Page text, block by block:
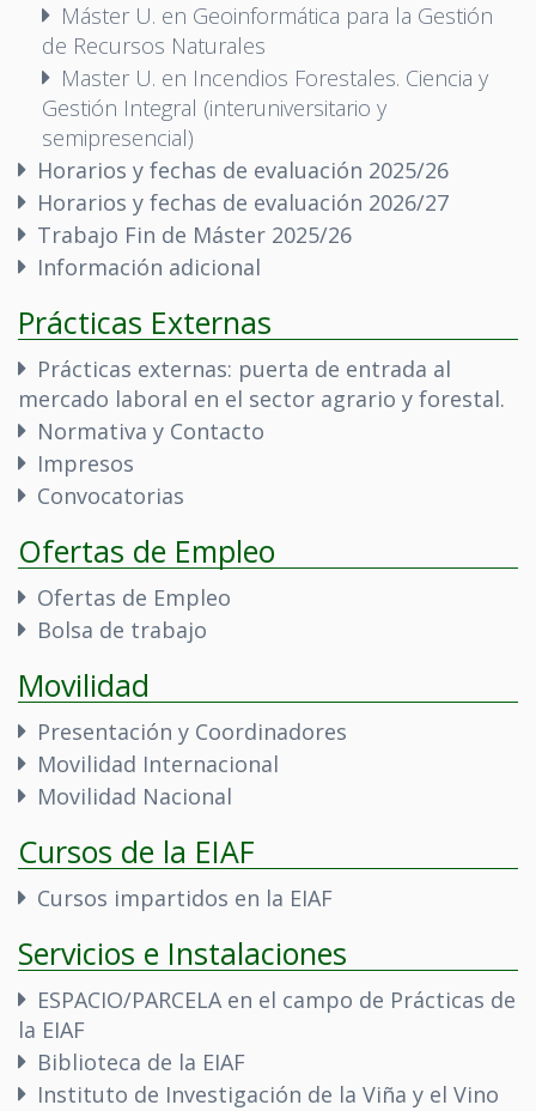
Máster U. en Geoinformática para la Gestión
de Recursos Naturales
Master U. en Incendios Forestales. Ciencia y
Gestión Integral (interuniversitario y
semipresencial)
Horarios y fechas de evaluación 2025/26
Horarios y fechas de evaluación 2026/27
Trabajo Fin de Máster 2025/26
Información adicional
Prácticas Externas
Prácticas externas: puerta de entrada al
mercado laboral en el sector agrario y forestal.
Normativa y Contacto
Impresos
Convocatorias
Ofertas de Empleo
Ofertas de Empleo
Bolsa de trabajo
Movilidad
Presentación y Coordinadores
Movilidad Internacional
Movilidad Nacional
Cursos de la EIAF
Cursos impartidos en la EIAF
Servicios e Instalaciones
ESPACIO/PARCELA en el campo de Prácticas de
la EIAF
Biblioteca de la EIAF
Instituto de Investigación de la Viña y el Vino